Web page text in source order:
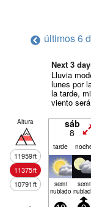
últimos 6
Next 3
Lluvia
lunes por
la tarde,
viento
Altura
11959ft
11375ft
10791ft
sáb
8
tarde
semi
nublado
semi